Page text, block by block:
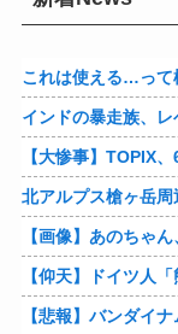
これは使える…って
インドの暴走族、
【大惨事】TOPIX
【画像】あのちゃ
【悲報】バンダイ